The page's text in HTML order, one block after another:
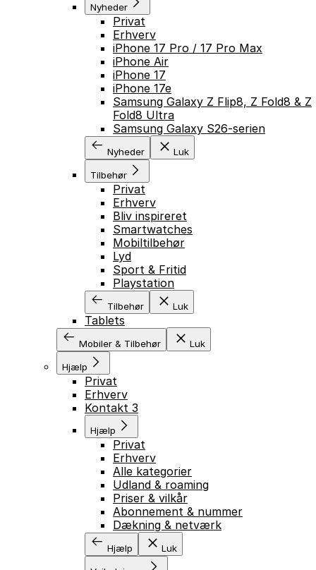
Nyheder
Privat
Erhverv
iPhone 17 Pro / 17 Pro Max
iPhone Air
iPhone 17
iPhone 17e
Samsung Galaxy Z Flip8, Z Fold8 & Z
Fold8 Ultra
Samsung Galaxy S26-serien
Nyheder Luk
Tilbehør
Privat
Erhverv
Bliv inspireret
Smartwatches
Mobiltilbehør
Lyd
Sport & Fritid
Playstation
Tilbehør Luk
Tablets
Mobiler & Tilbehør Luk
Hjælp
Privat
Erhverv
Kontakt 3
Hjælp
Privat
Erhverv
Alle kategorier
Udland & roaming
Priser & vilkår
Abonnement & nummer
Dækning & netværk
Hjælp Luk